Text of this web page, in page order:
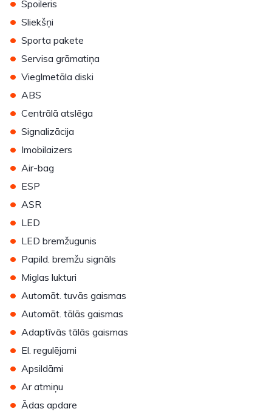
Spoileris
• Sliekšņi
• Sporta pakete
• Servisa grāmatiņa
• Vieglmetāla diski
• ABS
• Centrālā atslēga
• Signalizācija
• Imobilaizers
• Air-bag
• ESP
• ASR
• LED
• LED bremžugunis
• Papild. bremžu signāls
• Miglas lukturi
• Automāt. tuvās gaismas
• Automāt. tālās gaismas
• Adaptīvās tālās gaismas
• El. regulējami
• Apsildāmi
• Ar atmiņu
• Ādas apdare